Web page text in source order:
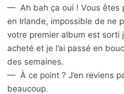
— Ah bah ça oui ! Vous êtes
en Irlande, impossible de ne
votre premier album est sorti
acheté et je l’ai passé en
des semaines.
— À ce point ? J’en reviens
beaucoup.